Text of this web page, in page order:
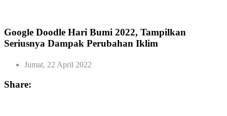
Google Doodle Hari Bumi 2022, Tampilkan
Seriusnya Dampak Perubahan Iklim
Jumat, 22 April 2022
Share: